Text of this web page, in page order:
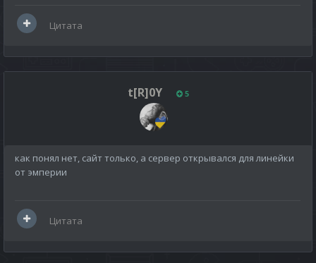
Цитата
t[R]0Y 5
как понял нет, сайт только, а сервер открывался для линейки
от эмперии
Цитата